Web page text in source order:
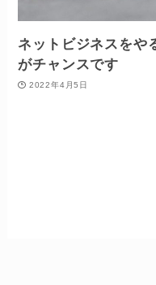
ネットビジネスをや
がチャンスです
2022年4月5日